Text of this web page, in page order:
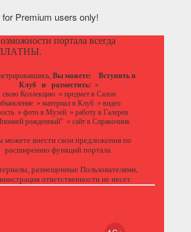
Premium users only!
портала всегда
Вы можете:
Вступить в
Клуб
и разместить: »
свою Коллекцию» предмет в Салон
» материал в Клуб» видео
» фото в Музей» работу в Галереи
рожденный" » сайт в Справочник
можете внести свои предложенияпо
расширению функций портала.
размещенные Пользователями,
ответственности не несет.